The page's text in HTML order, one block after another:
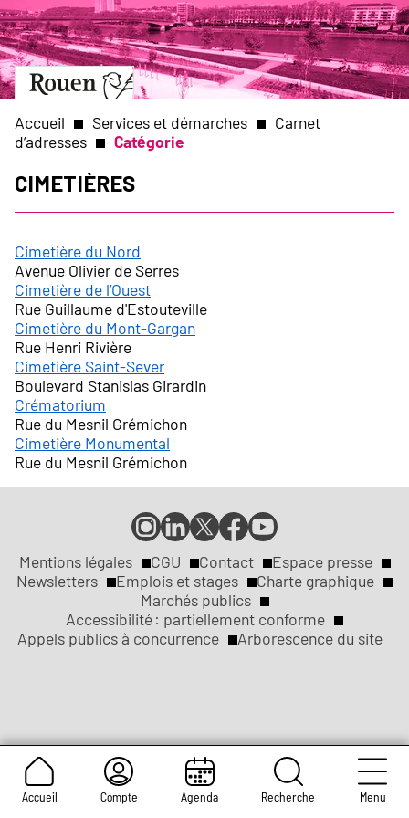
Aller
au
contenu
principal
Aller
à
page
d’accueil
Slide
1
of
1
Accueil Compte Agenda Recherche Menu
Fil
d'Ariane
Accueil Services et démarches
Carnet
d’adresses
Catégorie
Cimetières
Cimetière du Nord
Avenue Olivier de Serres
Cimetière de l’Ouest
Rue Guillaume d'Estouteville
Cimetière du Mont-Gargan
Rue Henri Rivière
Cimetière Saint-Sever
Boulevard Stanislas Girardin
Crématorium
Rue du Mesnil Grémichon
Cimetière Monumental
Rue du Mesnil Grémichon
Réseaux
sociaux
Compte
Instagram
de
la
ville
de
Rouen
Compte
LinkedIn
de
la
ville
de
Rouen
Compte
X
de
la
ville
de
Rouen
Page
Facebook
de
la
ville
de
Rouen
Page
YouTube
de
la
ville
de
Rouen
Liens
légaux
Mentions légales CGU Contact
Espace presse
Newsletters
Emplois et stages
Charte graphique
Marchés publics
Accessibilité : partiellement conforme
Appels publics à concurrence
Arborescence du site